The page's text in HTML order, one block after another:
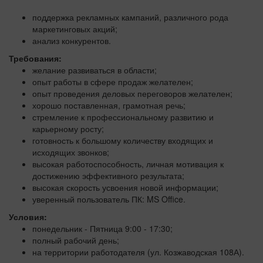
поддержка рекламных кампаний, различного рода
маркетинговых акций;
анализ конкурентов.
Требования:
желание развиваться в области;
опыт работы в сфере продаж желателен;
опыт проведения деловых переговоров желателен;
хорошо поставленная, грамотная речь;
стремление к профессиональному развитию и
карьерному росту;
готовность к большому количеству входящих и
исходящих звонков;
высокая работоспособность, личная мотивация к
достижению эффективного результата;
высокая скорость усвоения новой информации;
уверенный пользователь ПК: MS Office.
Условия:
понедельник - Пятница 9:00 - 17:30;
полный рабочий день;
на территории работодателя (ул. Козжаводская 108А).